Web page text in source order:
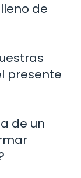
de
presente
de un